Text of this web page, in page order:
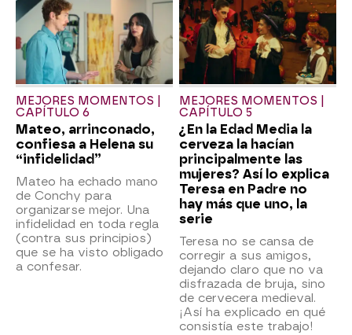
MEJORES MOMENTOS |
CAPÍTULO 6
Mateo, arrinconado,
confiesa a Helena su
“infidelidad”
Mateo ha echado mano
de Conchy para
organizarse mejor. Una
infidelidad en toda regla
(contra sus principios)
que se ha visto obligado
a confesar.
MEJORES MOMENTOS |
CAPÍTULO 5
¿En la Edad Media la
cerveza la hacían
principalmente las
mujeres? Así lo explica
Teresa en Padre no
hay más que uno, la
serie
Teresa no se cansa de
corregir a sus amigos,
dejando claro que no va
disfrazada de bruja, sino
de cervecera medieval.
¡Así ha explicado en qué
consistía este trabajo!